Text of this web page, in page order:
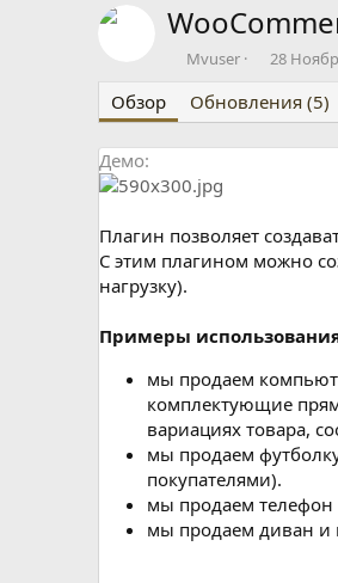
А
т
о
р
Mvuser
Д
т
а
с
а
и
28
Обзор Обновления (5)
Демо
Плагин позволяет
С этим плагином можно
нагрузку).
Примеры
мы продаем
комплектующие
вариациях товара,
мы продаем
покупателями).
мы продаем телефон
мы продаем диван и